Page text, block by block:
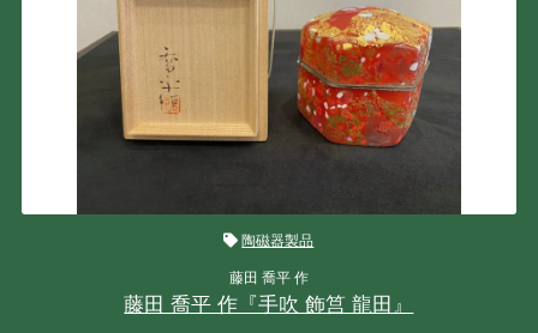
陶磁器製品
藤田 喬平 作
藤田 喬平 作『手吹 飾筥 龍田』